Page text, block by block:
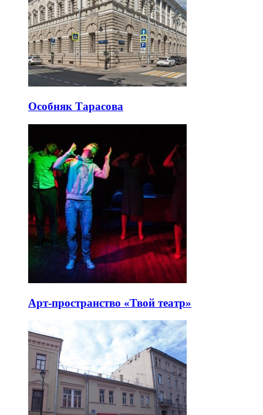
Особняк Тарасова
Арт-пространство «Твой театр»